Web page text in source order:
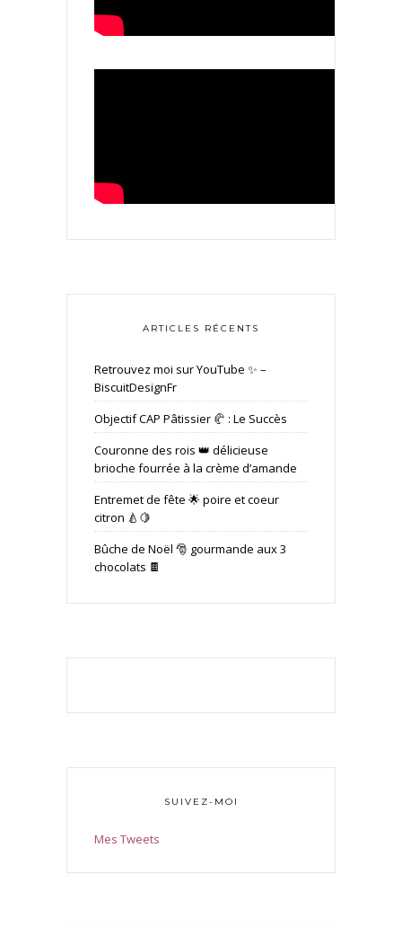
ARTICLES RÉCENTS
Retrouvez moi sur YouTube ✨ –
BiscuitDesignFr
Objectif CAP Pâtissier 🥐 : Le Succès
Couronne des rois 👑 délicieuse
brioche fourrée à la crème d’amande
Entremet de fête 🌟 poire et coeur
citron 🍐🍋
Bûche de Noël 🎅 gourmande aux 3
chocolats 🍫
SUIVEZ-MOI
Mes Tweets